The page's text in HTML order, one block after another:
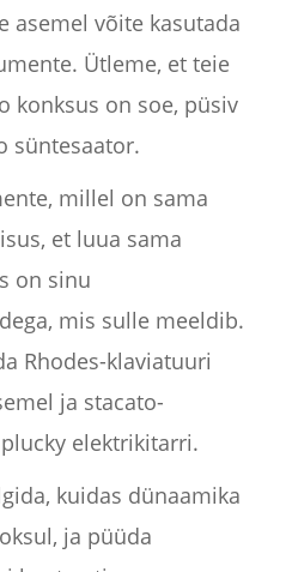
asemel võite kasutada
Ütleme, et teie
konksus on soe, püsiv
süntesaator.
millel on sama
et luua sama
on sinu
mis sulle meeldib.
Rhodes-klaviatuuri
ja stacato-
elektrikitarri.
kuidas dünaamika
ja püüda